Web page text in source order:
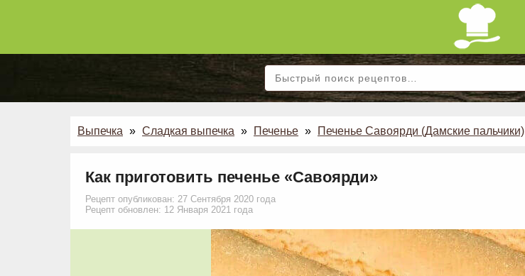
Выпечка » Сладкая выпечка » Печенье » Печенье Савоярди (Дамские пальчики)
Как приготовить печенье «Савоярди»
Рецепт опубликован: 27 Сентября 2020 года
Рецепт обновлен: 12 Января 2021 года